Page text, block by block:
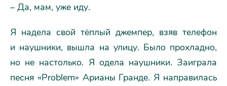
– Да, мам, уже иду.
Я надела свой тёплый джемпер, взяв телефон
и наушники, вышла на улицу. Было прохладно,
но не настолько. Я одела наушники. Заиграла
песня «Problem» Арианы Гранде. Я направилась